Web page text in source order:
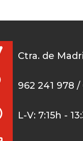
Ctra. de
962 241 978 /
L-V: 7:15h -